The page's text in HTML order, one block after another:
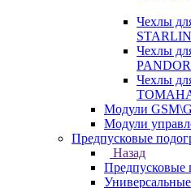
Чехлы
Чехлы
Чехлы
Модули
Модули
Предпусковые
Назад
Предпусковые